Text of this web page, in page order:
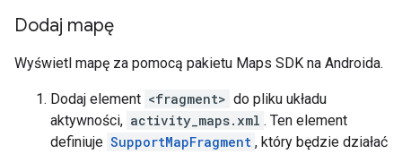
Dodaj mapę
Wyświetl mapę za pomocą pakietu Maps SDK na Androida.
Dodaj element <fragment> do pliku układu
aktywności, activity_maps.xml . Ten element
definiuje SupportMapFragment , który będzie działać